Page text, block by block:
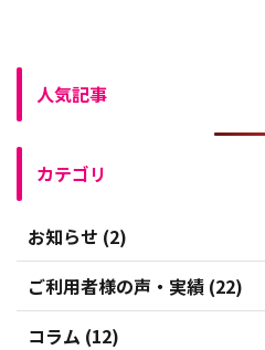
人気記事
カテゴリ
お知らせ (2)
ご利用者様の声・実績 (22)
コラム (12)